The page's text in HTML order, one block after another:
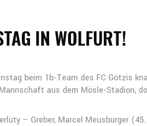
IN WOLFURT!
beim 1b-Team des FC Götzis
aus dem Mösle-Stadion,
– Greber, Marcel Meusburger